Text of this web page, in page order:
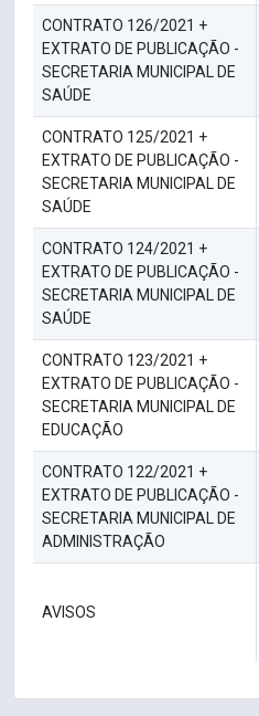
CONTRATO 126/2021 +
EXTRATO DE PUBLICAÇÃO -
SECRETARIA MUNICIPAL DE
SAÚDE
CONTRATO 125/2021 +
EXTRATO DE PUBLICAÇÃO -
SECRETARIA MUNICIPAL DE
SAÚDE
CONTRATO 124/2021 +
EXTRATO DE PUBLICAÇÃO -
SECRETARIA MUNICIPAL DE
SAÚDE
CONTRATO 123/2021 +
EXTRATO DE PUBLICAÇÃO -
SECRETARIA MUNICIPAL DE
EDUCAÇÃO
CONTRATO 122/2021 +
EXTRATO DE PUBLICAÇÃO -
SECRETARIA MUNICIPAL DE
ADMINISTRAÇÃO
AVISOS